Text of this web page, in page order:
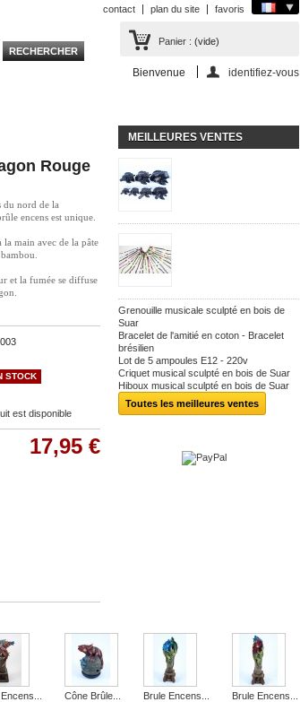
contact plan du site favoris
Panier : (vide)
Bienvenue identifiez-vous
Rouge
du nord de la
encens est unique.
la main avec de la pâte
et la fumée se diffuse
STOCK
est disponible
17,95 €
Cône Brûle... Brule Encens... Brule Encens...
MEILLEURES VENTES
Grenouille musicale sculpté en bois de
Suar
Bracelet de l'amitié en coton - Bracelet
brésilien
Lot de 5 ampoules E12 - 220v
Criquet musical sculpté en bois de Suar
Hiboux musical sculpté en bois de Suar
Toutes les meilleures ventes